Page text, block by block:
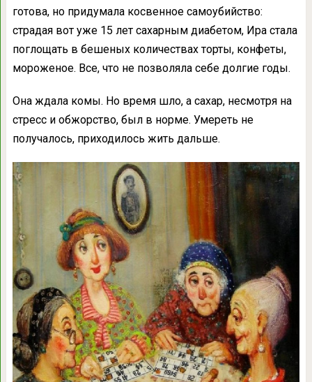
готова, но придумала косвенное самоубийство:
страдая вот уже 15 лет сахарным диабетом, Ира стала
поглощать в бешеных количествах торты, конфеты,
мороженое. Все, что не позволяла себе долгие годы.
Она ждала комы. Но время шло, а сахар, несмотря на
стресс и обжорство, был в норме. Умереть не
получалось, приходилось жить дальше.